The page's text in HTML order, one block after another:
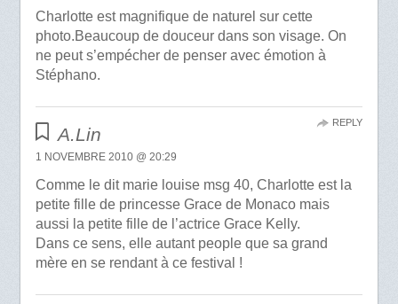
Charlotte est magnifique de naturel sur cette
photo.Beaucoup de douceur dans son visage. On
ne peut s’empécher de penser avec émotion à
Stéphano.
A.Lin
1 NOVEMBRE 2010 @ 20:29
Comme le dit marie louise msg 40, Charlotte est la
petite fille de princesse Grace de Monaco mais
aussi la petite fille de l’actrice Grace Kelly.
Dans ce sens, elle autant people que sa grand
mère en se rendant à ce festival !
REPLY